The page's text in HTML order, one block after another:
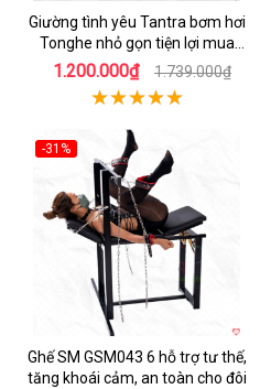
Giường tình yêu Tantra bơm hơi
Tonghe nhỏ gọn tiện lợi mua
ngay
1.200.000₫ 1.739.000₫
-31%
Ghế SM GSM043 6 hỗ trợ tư thế,
tăng khoái cảm, an toàn cho đôi